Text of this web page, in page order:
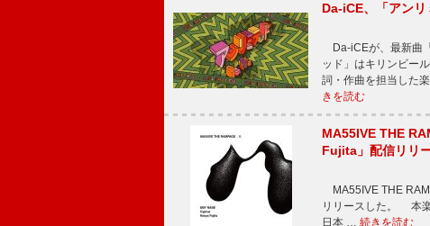
Da-iCE、「アン
Da-iCEが、最新曲
ッド」はキリンビー
詞・作曲を担当した
きを読む
MA55IVE THE
Fujita」配信リリ
MA55IVE THE
リリースした。 本
日本 … 続きを読む